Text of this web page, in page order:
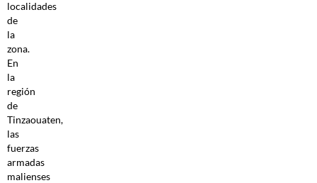
localidades
de
la
zona.
En
la
región
de
Tinzaouaten,
las
fuerzas
armadas
malienses